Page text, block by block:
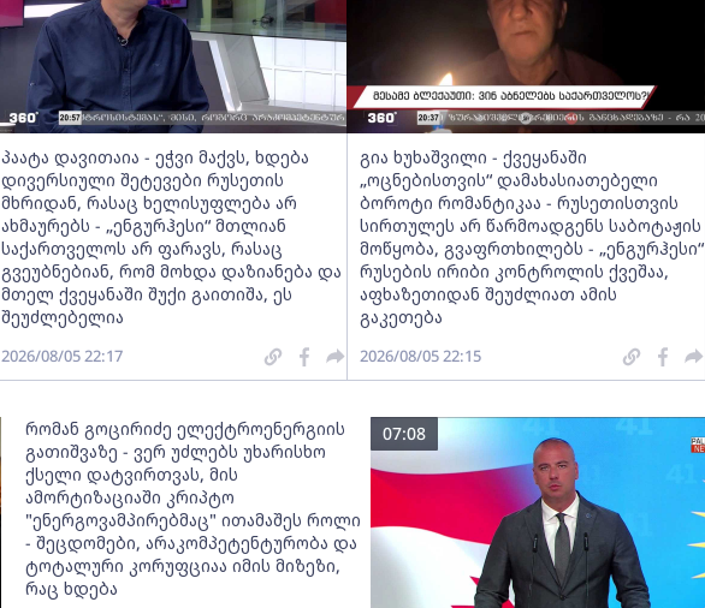
პაატა დავითაია - ეჭვი მაქვს, ხდება
დივერსიული შეტევები რუსეთის
მხრიდან, რასაც ხელისუფლება არ
ახმაურებს - „ენგურჰესი“ მთლიან
საქართველოს არ ფარავს, რასაც
გვეუბნებიან, რომ მოხდა დაზიანება და
მთელ ქვეყანაში შუქი გაითიშა, ეს
შეუძლებელია
2026/08/05 22:17
გია ხუხაშვილი - ქვეყანაში
„ოცნებისთვის“ დამახასიათებელი
ბოროტი რომანტიკაა - რუსეთისთვის
სირთულეს არ წარმოადგენს საბოტაჟის
მოწყობა, გვაფრთხილებს - „ენგურჰესი“
რუსების ირიბი კონტროლის ქვეშაა,
აფხაზეთიდან შეუძლიათ ამის
გაკეთება
2026/08/05 22:15
რომან გოცირიძე ელექტროენერგიის
გათიშვაზე - ვერ უძლებს უხარისხო
ქსელი დატვირთვას, მის
ამორტიზაციაში კრიპტო
"ენერგოვამპირებმაც" ითამაშეს როლი
- შეცდომები, არაკომპეტენტურობა და
ტოტალური კორუფციაა იმის მიზეზი,
რაც ხდება
07:08